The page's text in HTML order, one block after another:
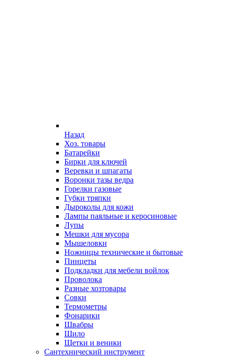
Назад
Хоз. товары
Батарейки
Бирки для ключей
Веревки и шпагаты
Воронки тазы ведра
Горелки газовые
Губки тряпки
Дыроколы для кожи
Лампы паяльные и керосиновые
Лупы
Мешки для мусора
Мышеловки
Ножницы технические и бытовые
Пинцеты
Подкладки для мебели войлок
Проволока
Разные хозтовары
Совки
Термометры
Фонарики
Швабры
Шило
Щетки и веники
Сантехнический инструмент